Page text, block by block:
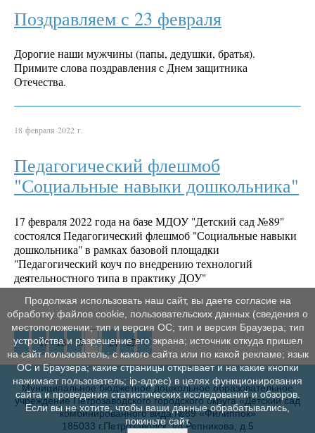
Поздравляем с 23 февраля
Дорогие наши мужчины (папы, дедушки, братья).
Примите слова поздравления с Днем защитника
Отечества.
18 февраля 2022 г.
Педагогический флешмоб
"Социальные навыки дошкольника"
17 февраля 2022 года на базе МДОУ "Детский сад №89"
состоялся Педагогический флешмоб "Социальные навыки
дошкольника" в рамках базовой площадки
"Педагогический коуч по внедрению технологий
деятельностного типа в практику ДОУ"
17 18 19 20 21 22
Муниципальное бюджетное дошкольное образовательное
учреждение Петрозаводского городского округа «Детский сад
комбинированного вида №89 «Филиппок»
185033 г.Петрозаводск, ул.Репникова, д.5
Продолжая использовать наш сайт, вы даете согласие на
обработку файлов cookie, пользовательских данных (сведения о
местоположении; тип и версия ОС; тип и версия Браузера; тип
устройства и разрешение его экрана; источник откуда пришел
на сайт пользователь; с какого сайта или по какой рекламе; язык
ОС и Браузера; какие страницы открывает и на какие кнопки
нажимает пользователь; ip-адрес) в целях функционирования
сайта и проведения статистических исследований и обзоров.
Если вы не хотите, чтобы ваши данные обрабатывались,
покиньте сайт.